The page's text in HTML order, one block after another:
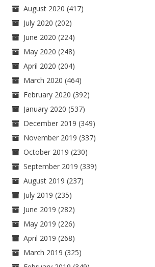
August 2020 (417)
July 2020 (202)
June 2020 (224)
May 2020 (248)
April 2020 (204)
March 2020 (464)
February 2020 (392)
January 2020 (537)
December 2019 (349)
November 2019 (337)
October 2019 (230)
September 2019 (339)
August 2019 (237)
July 2019 (235)
June 2019 (282)
May 2019 (226)
April 2019 (268)
March 2019 (325)